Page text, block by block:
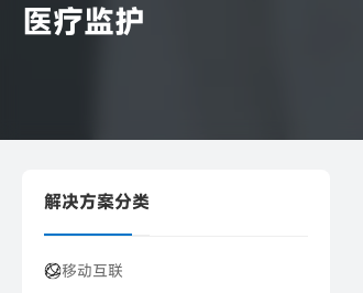
医疗监护
解决方案分类
移动互联